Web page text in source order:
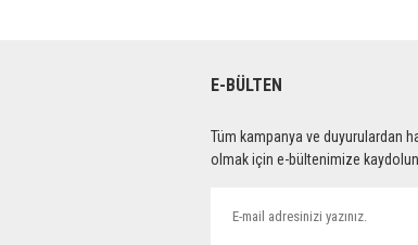
E-BÜLTEN
Tüm kampanya ve duyurulardan
olmak için e-bültenimize